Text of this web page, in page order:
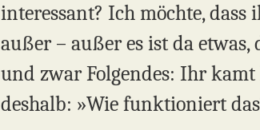
interessant? Ich möchte,
außer – außer es ist da
und zwar Folgendes: Ihr
deshalb: »Wie funktioniert